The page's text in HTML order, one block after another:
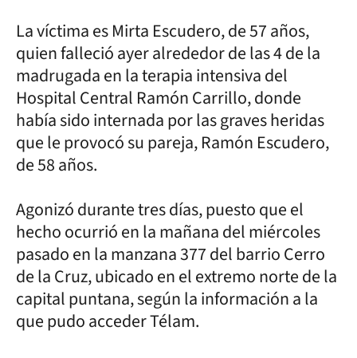
La víctima es Mirta Escudero, de 57 años,
quien falleció ayer alrededor de las 4 de la
madrugada en la terapia intensiva del
Hospital Central Ramón Carrillo, donde
había sido internada por las graves heridas
que le provocó su pareja, Ramón Escudero,
de 58 años.
Agonizó durante tres días, puesto que el
hecho ocurrió en la mañana del miércoles
pasado en la manzana 377 del barrio Cerro
de la Cruz, ubicado en el extremo norte de la
capital puntana, según la información a la
que pudo acceder Télam.